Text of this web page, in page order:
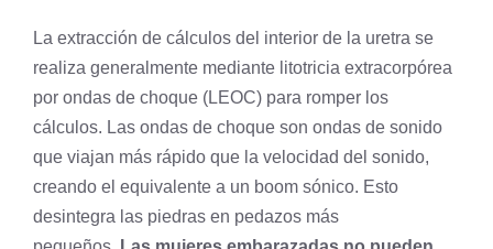
La extracción de cálculos del interior de la uretra se
realiza generalmente mediante litotricia extracorpórea
por ondas de choque (LEOC) para romper los
cálculos. Las ondas de choque son ondas de sonido
que viajan más rápido que la velocidad del sonido,
creando el equivalente a un boom sónico. Esto
desintegra las piedras en pedazos más